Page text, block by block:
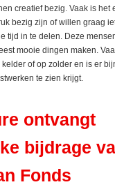
creatief bezig. Vaak is het
bezig zijn of willen graag
tijd in te delen. Deze
mooie dingen maken.
of op zolder en is er
te zien krijgt.
ontvangt
bijdrage
Fonds